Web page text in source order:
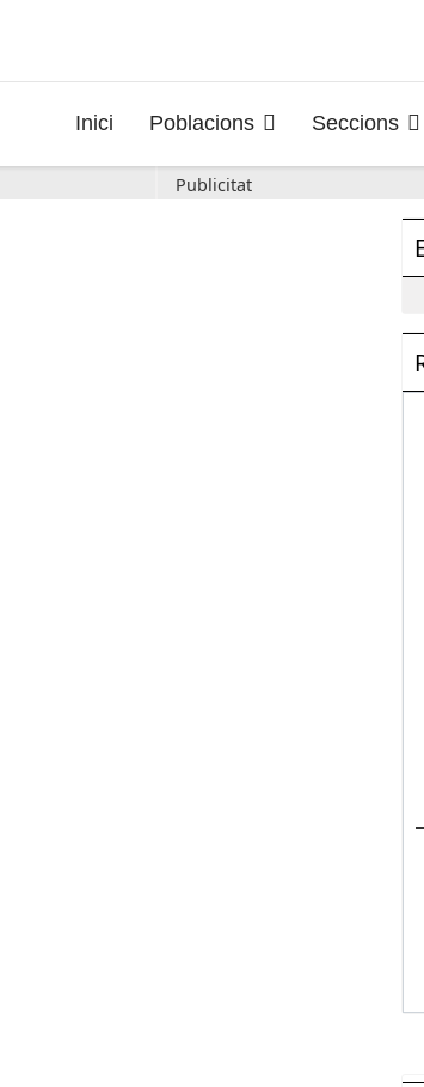
Inici Poblacions Seccions
Publicitat